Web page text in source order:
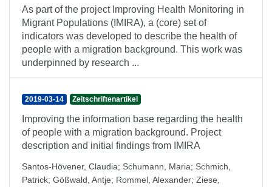
As part of the project Improving Health Monitoring in
Migrant Populations (IMIRA), a (core) set of
indicators was developed to describe the health of
people with a migration background. This work was
underpinned by research ...
2019-03-14 Zeitschriftenartikel
Improving the information base regarding the health
of people with a migration background. Project
description and initial findings from IMIRA
Santos-Hövener, Claudia; Schumann, Maria; Schmich,
Patrick; Gößwald, Antje; Rommel, Alexander; Ziese,